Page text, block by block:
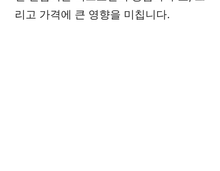
리고 가격에 큰 영향을 미칩니다.